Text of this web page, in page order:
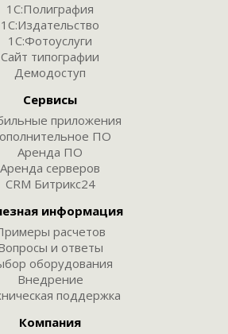
1С:Полиграфия
1С:Издательство
1С:Фотоуслуги
Сайт типографии
Демодоступ
Сервисы
приложения
ПО
Аренда ПО
Аренда серверов
CRM Битрикс24
информация
расчетов
и ответы
оборудования
Внедрение
поддержка
Компания